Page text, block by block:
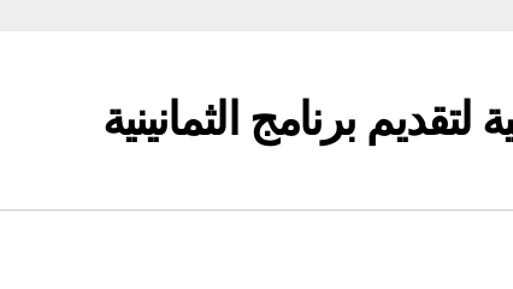
برنامج الثمانينية